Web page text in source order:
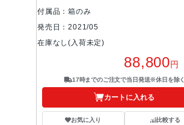
付属品：箱のみ
発売日：2021/05
在庫なし(入荷未定)
88,800円
17時までのご注文で当日発送※休日を除く
カートに入れる
お気に入り 比較する